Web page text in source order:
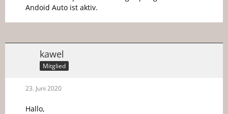
Andoid Auto ist aktiv.
kawel
Mitglied
23. Juni 2020
Hallo,